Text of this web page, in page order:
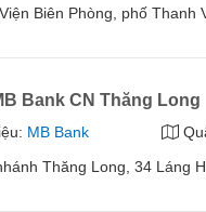
Biên Phòng, phố Thanh
Bank CN Thăng Long
MB Bank
Thăng Long, 34 Láng